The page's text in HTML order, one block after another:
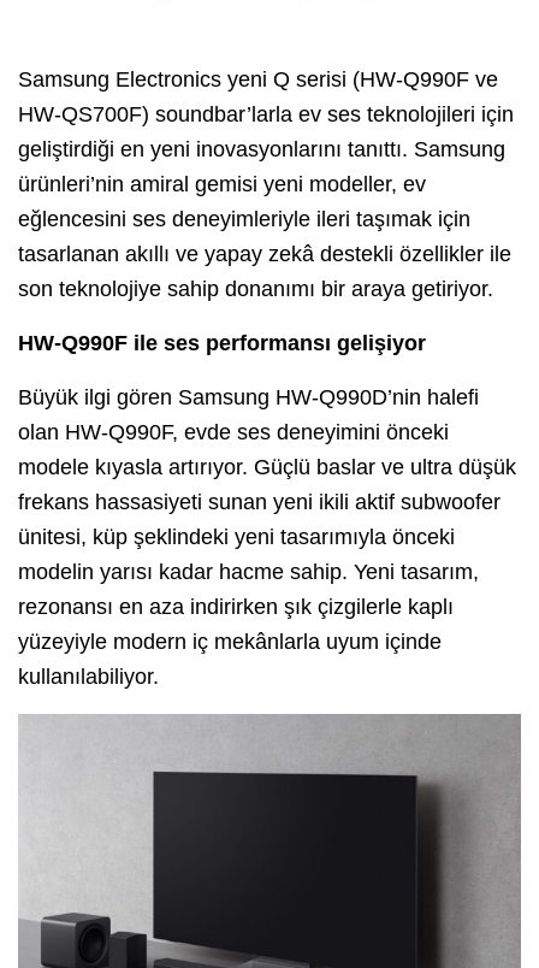
Samsung Electronics yeni Q serisi (HW-Q990F ve
HW-QS700F) soundbar’larla ev ses teknolojileri için
geliştirdiği en yeni inovasyonlarını tanıttı. Samsung
ürünleri’nin amiral gemisi yeni modeller, ev
eğlencesini ses deneyimleriyle ileri taşımak için
tasarlanan akıllı ve yapay zekâ destekli özellikler ile
son teknolojiye sahip donanımı bir araya getiriyor.
HW-Q990F ile ses performansı gelişiyor
Büyük ilgi gören Samsung HW-Q990D’nin halefi
olan HW-Q990F, evde ses deneyimini önceki
modele kıyasla artırıyor. Güçlü baslar ve ultra düşük
frekans hassasiyeti sunan yeni ikili aktif subwoofer
ünitesi, küp şeklindeki yeni tasarımıyla önceki
modelin yarısı kadar hacme sahip. Yeni tasarım,
rezonansı en aza indirirken şık çizgilerle kaplı
yüzeyiyle modern iç mekânlarla uyum içinde
kullanılabiliyor.